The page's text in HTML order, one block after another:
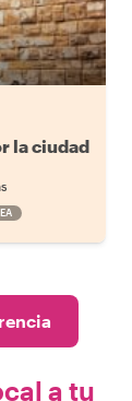
la ciudad
a tu